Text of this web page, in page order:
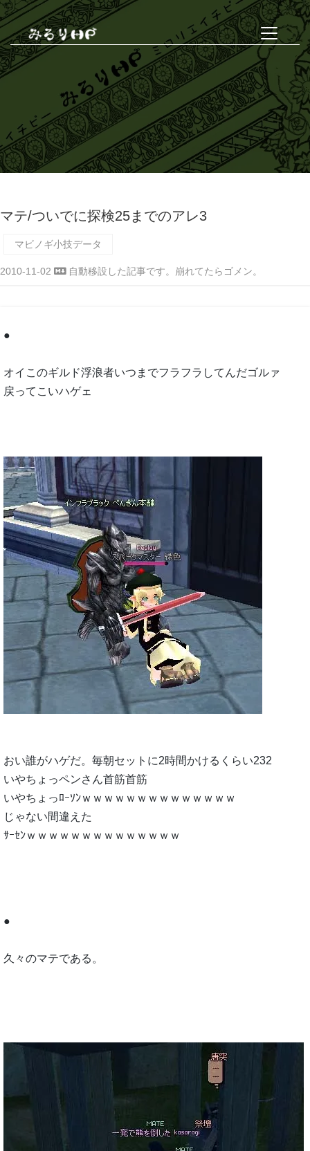
マテ/ついでに探検25までのアレ3
マビノギ小技データ
2010-11-02 自動移設した記事です。崩れてたらゴメン。
●
オイこのギルド浮浪者いつまでフラフラしてんだゴルァ
戻ってこいハゲェ
おい誰がハゲだ。毎朝セットに2時間かけるくらい232
いやちょっペンさん首筋首筋
いやちょっﾛｰｿﾝｗｗｗｗｗｗｗｗｗｗｗｗｗｗ
じゃない間違えた
ｻｰｾﾝｗｗｗｗｗｗｗｗｗｗｗｗｗｗ
●
久々のマテである。